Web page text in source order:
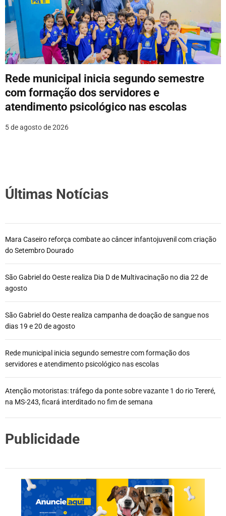
Rede municipal inicia segundo semestre
com formação dos servidores e
atendimento psicológico nas escolas
5 de agosto de 2026
Últimas Notícias
Mara Caseiro reforça combate ao câncer infantojuvenil com criação
do Setembro Dourado
São Gabriel do Oeste realiza Dia D de Multivacinação no dia 22 de
agosto
São Gabriel do Oeste realiza campanha de doação de sangue nos
dias 19 e 20 de agosto
Rede municipal inicia segundo semestre com formação dos
servidores e atendimento psicológico nas escolas
Atenção motoristas: tráfego da ponte sobre vazante 1 do rio Tereré,
na MS-243, ficará interditado no fim de semana
Publicidade